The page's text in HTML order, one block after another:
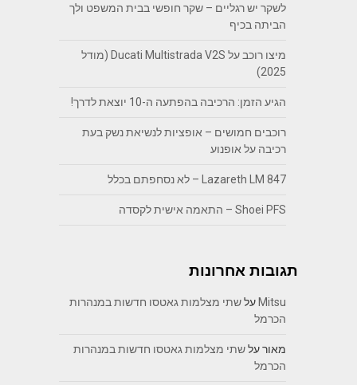
לשקר יש רגליים – שקר חופשי בבית המשפט ולך
הביתה בכיף
מיצו רוכב על Ducati Multistrada V2S (מודל
2025)
הגיע הזמן: הרכיבה בהפתעה ה-10 יוצאת לדרך!
רוכבים חמושים – אופציות לנשיאת נשק בעת
רכיבה על אופנוע
Lazareth LM 847 – לא נסחפתם בכלל
Shoei PFS – התאמה אישית לקסדה
תגובות אחרונות
Mitsu עלשתי מצלמות גאטסו חדשות במנהרות
הכרמל
מאורעלשתי מצלמות גאטסו חדשות במנהרות
הכרמל